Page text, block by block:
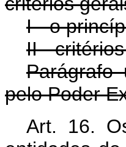
I - o
II -
Parágrafo
pelo Poder
Art. 16.